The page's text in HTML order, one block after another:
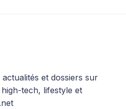
et dossiers sur
tech, lifestyle et